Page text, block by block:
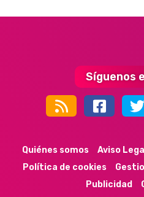
Síguenos
Quiénes somos Aviso
Política de cookies
Publicidad